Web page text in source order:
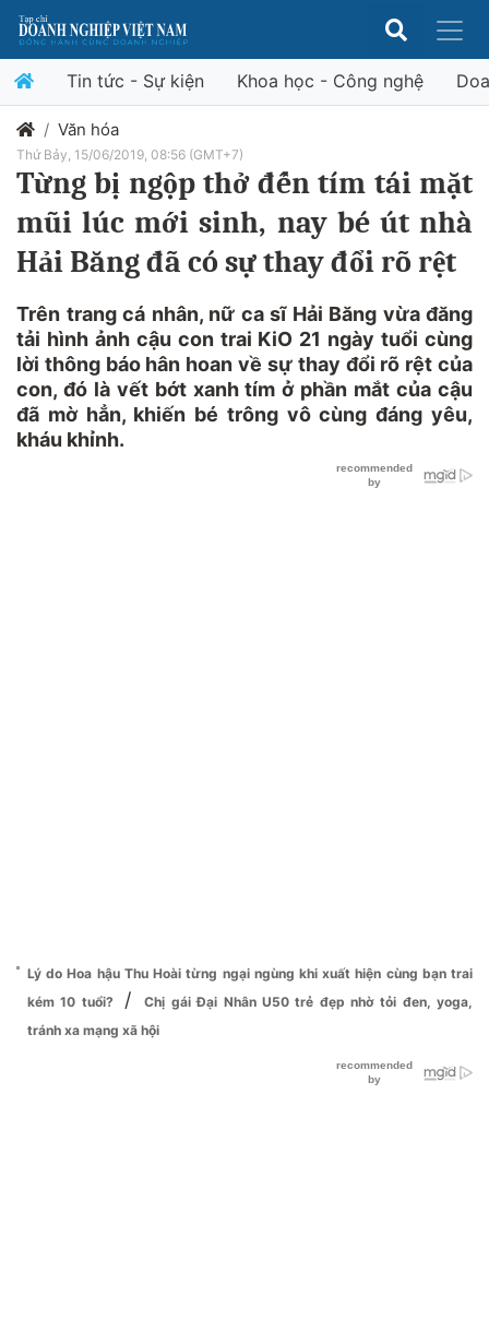
Tin tức - Sự kiện Khoa học - Công nghệ
Văn hóa
Thứ Bảy, 15/06/2019, 08:56 (GMT+7)
Từng bị ngộp thở đến tím tái mặt
mũi lúc mới sinh, nay bé út nhà
Hải Băng đã có sự thay đổi rõ rệt
Trên trang cá nhân, nữ ca sĩ Hải Băng vừa đăng
tải hình ảnh cậu con trai KiO 21 ngày tuổi cùng
lời thông báo hân hoan về sự thay đổi rõ rệt của
con, đó là vết bớt xanh tím ở phần mắt của cậu
đã mờ hẳn, khiến bé trông vô cùng đáng yêu,
kháu khỉnh.
Lý do Hoa hậu Thu Hoài từng ngại ngùng khi xuất hiện cùng bạn trai
kém 10 tuổi?
/
Chị gái Đại Nhân U50 trẻ đẹp nhờ tỏi đen, yoga,
tránh xa mạng xã hội